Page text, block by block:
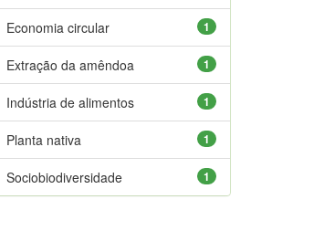
1
Economia circular
1
Extração da amêndoa
1
Indústria de alimentos
1
Planta nativa
1
Sociobiodiversidade